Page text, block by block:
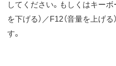
してください。もしくはキー
を下げる）／F12（音量を上げ
す。